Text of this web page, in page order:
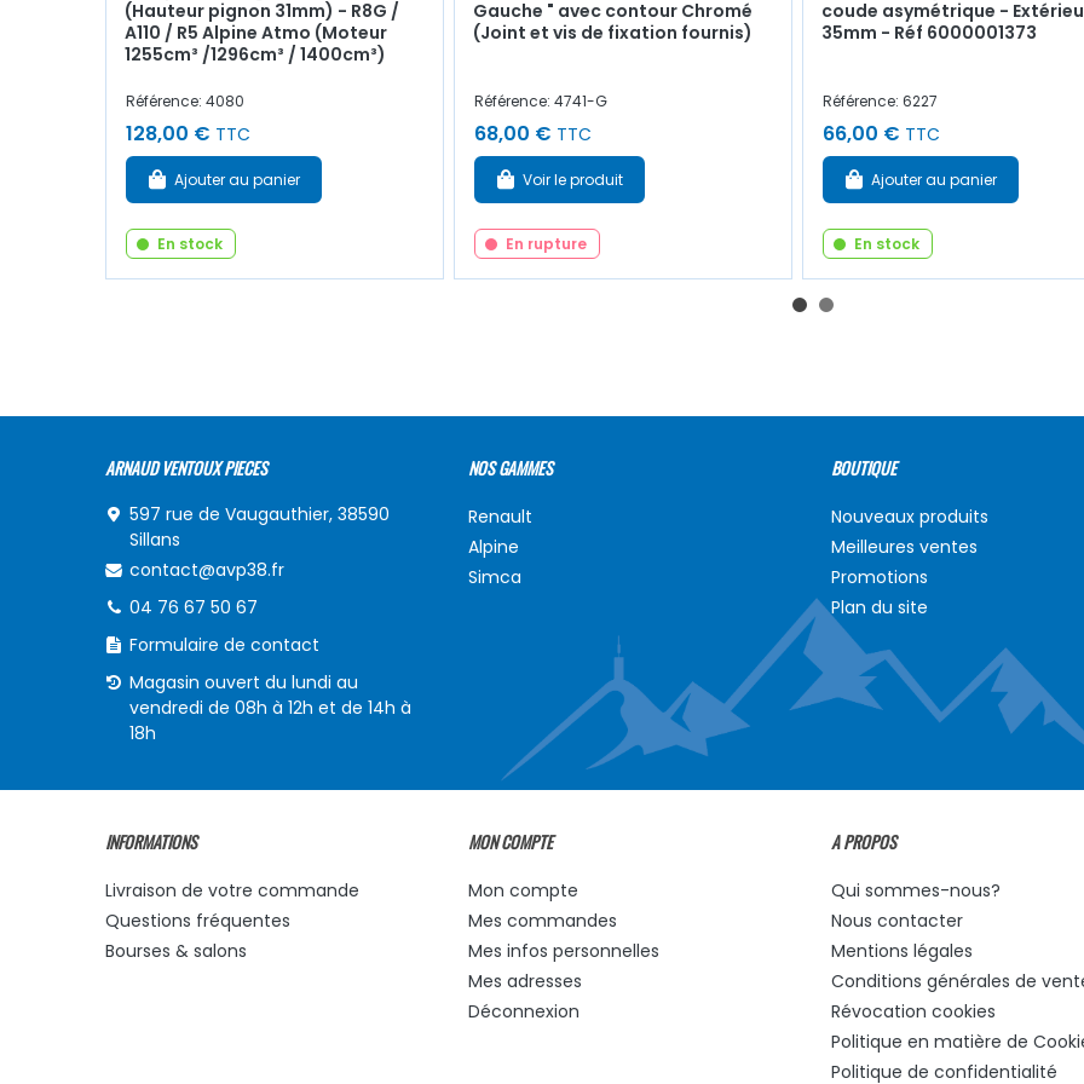
(Hauteur pignon 31mm) - R8G /
A110 / R5 Alpine Atmo (Moteur
1255cm³ /1296cm³ / 1400cm³)
Référence: 4080
128,00 € TTC
Ajouter au panier
En stock
Gauche " avec contour Chromé
(Joint et vis de fixation fournis)
Référence: 4741-G
68,00 € TTC
Voir le produit
En rupture
coude asymétrique -
35mm - Réf 6000001373
Référence: 6227
66,00 € TTC
Ajouter au panier
En stock
ARNAUD VENTOUX PIECES
597 rue de Vaugauthier, 38590
Sillans
contact@avp38.fr
04 76 67 50 67
Formulaire de contact
Magasin ouvert du lundi au
vendredi de 08h à 12h et de 14h à
18h
NOS GAMMES
Renault
Alpine
Simca
BOUTIQUE
Nouveaux produits
Meilleures ventes
Promotions
Plan du site
INFORMATIONS
Livraison de votre commande
Questions fréquentes
Bourses & salons
MON COMPTE
Mon compte
Mes commandes
Mes infos personnelles
Mes adresses
Déconnexion
A PROPOS
Qui sommes-nous?
Nous contacter
Mentions légales
Conditions générales de
Révocation cookies
Politique en matière de
Politique de confidentialité